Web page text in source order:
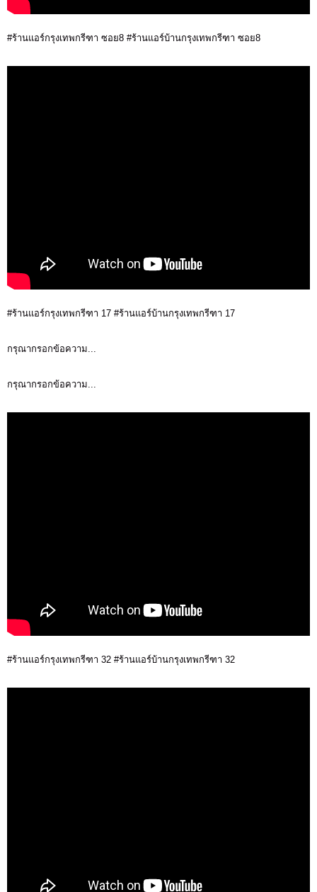
#ร้านแอร์กรุงเทพกรีฑา ซอย8 #ร้านแอร์บ้านกรุงเทพกรีฑา ซอย8
#ร้านแอร์กรุงเทพกรีฑา 17 #ร้านแอร์บ้านกรุงเทพกรีฑา 17
กรุณากรอกข้อความ...
กรุณากรอกข้อความ...
#ร้านแอร์กรุงเทพกรีฑา 32 #ร้านแอร์บ้านกรุงเทพกรีฑา 32